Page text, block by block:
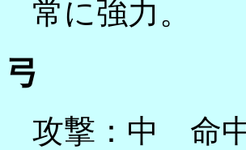
常に強力。
弓
攻撃：中 命